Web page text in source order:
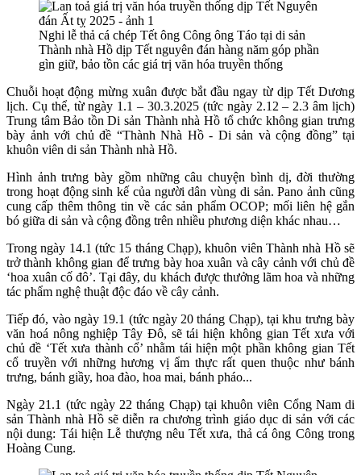
Nghi lễ thả cá chép Tết ông Công ông Táo tại di sản
Thành nhà Hồ dịp Tết nguyên đán hàng năm góp phần
gìn giữ, bảo tồn các giá trị văn hóa truyền thống
Chuỗi hoạt động mừng xuân được bắt đầu ngay từ dịp Tết Dương
lịch. Cụ thể, từ ngày 1.1 – 30.3.2025 (tức ngày 2.12 – 2.3 âm lịch)
Trung tâm Bảo tồn Di sản Thành nhà Hồ tổ chức không gian trưng
bày ảnh với chủ đề “Thành Nhà Hồ - Di sản và cộng đồng” tại
khuôn viên di sản Thành nhà Hồ.
Hình ảnh trưng bày gồm những câu chuyện bình dị, đời thường
trong hoạt động sinh kế của người dân vùng di sản. Pano ảnh cũng
cung cấp thêm thông tin về các sản phẩm OCOP; mối liên hệ gắn
bó giữa di sản và cộng đồng trên nhiều phương diện khác nhau…
Trong ngày 14.1 (tức 15 tháng Chạp), khuôn viên Thành nhà Hồ sẽ
trở thành không gian để trưng bày hoa xuân và cây cảnh với chủ đề
‘hoa xuân cố đô’. Tại đây, du khách được thưởng lãm hoa và những
tác phẩm nghệ thuật độc đáo về cây cảnh.
Tiếp đó, vào ngày 19.1 (tức ngày 20 tháng Chạp), tại khu trưng bày
văn hoá nông nghiệp Tây Đô, sẽ tái hiện không gian Tết xưa với
chủ đề ‘Tết xưa thành cổ’ nhằm tái hiện một phần không gian Tết
cổ truyền với những hương vị ẩm thực rất quen thuộc như bánh
trưng, bánh giầy, hoa đào, hoa mai, bánh pháo...
Ngày 21.1 (tức ngày 22 tháng Chạp) tại khuôn viên Cổng Nam di
sản Thành nhà Hồ sẽ diễn ra chương trình giáo dục di sản với các
nội dung: Tái hiện Lễ thượng nêu Tết xưa, thả cá ông Công trong
Hoàng Cung.